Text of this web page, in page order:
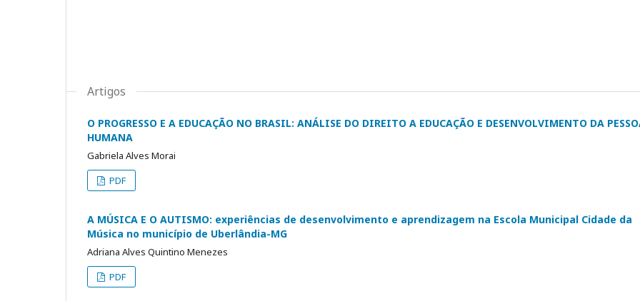
Artigos
O PROGRESSO E A EDUCAÇÃO NO BRASIL: ANÁLISE DO DIREITO A EDUCAÇÃO E DESENVOLVIMENTO DA
HUMANA
Gabriela Alves Morai
PDF
A MÚSICA E O AUTISMO: experiências de desenvolvimento e aprendizagem na Escola Municipal Cidade da
Música no município de Uberlândia-MG
Adriana Alves Quintino Menezes
PDF